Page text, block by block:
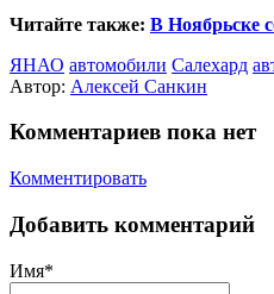
Читайте также: В Ноябрьске
ЯНАО автомобили Салехард
Автор: Алексей Санкин
Комментариев пока нет
Комментировать
Добавить комментарий
Имя*